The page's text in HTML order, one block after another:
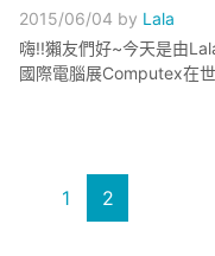
2015/06/04 by Lala
嗨!!獺友們好~今天是由
國際電腦展Computex在
1 2